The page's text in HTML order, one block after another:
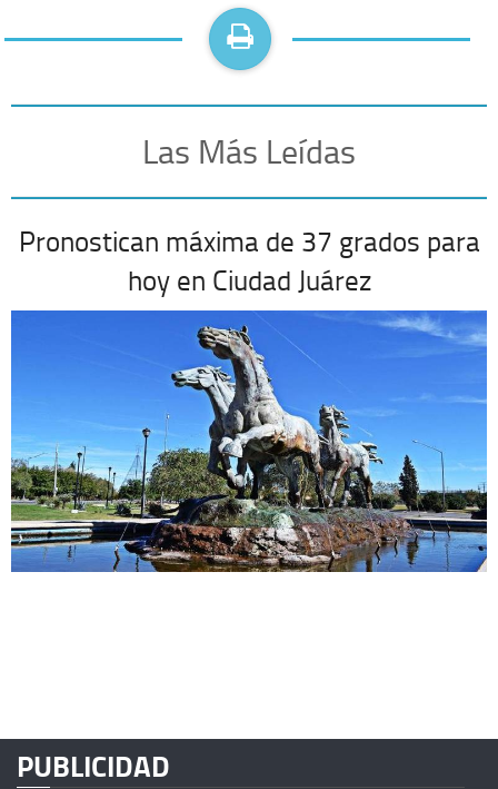
Las Más Leídas
Pronostican máxima de 37 grados para
hoy en Ciudad Juárez
PUBLICIDAD